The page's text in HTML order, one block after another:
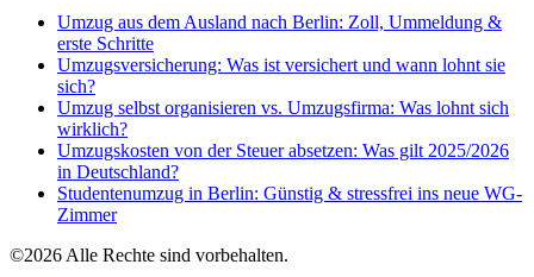
Umzug aus dem Ausland nach Berlin: Zoll, Ummeldung &
erste Schritte
Umzugsversicherung: Was ist versichert und wann lohnt sie
sich?
Umzug selbst organisieren vs. Umzugsfirma: Was lohnt sich
wirklich?
Umzugskosten von der Steuer absetzen: Was gilt 2025/2026
in Deutschland?
Studentenumzug in Berlin: Günstig & stressfrei ins neue WG-
Zimmer
©2026 Alle Rechte sind vorbehalten.